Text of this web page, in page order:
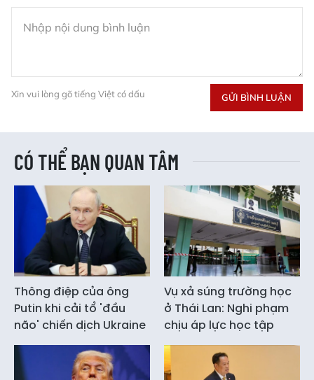
Xin vui lòng gõ tiếng Việt có dấu GỬI BÌNH LUẬN
CÓ THỂ BẠN QUAN TÂM
Thông điệp của ông
Putin khi cải tổ 'đầu
não' chiến dịch Ukraine
Vụ xả súng trường học
ở Thái Lan: Nghi phạm
chịu áp lực học tập